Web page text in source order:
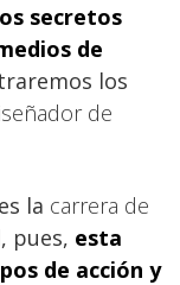
secretos
de
los
de
la carrera de
pues, esta
de acción y